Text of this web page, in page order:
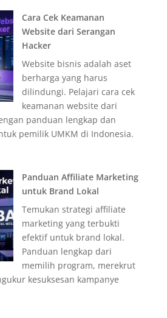
Cara Cek Keamanan
Website dari Serangan
Hacker
Website bisnis adalah aset
berharga yang harus
dilindungi. Pelajari cara cek
keamanan website dari
panduan lengkap dan
pemilik UMKM di Indonesia.
Panduan Affiliate Marketing
untuk Brand Lokal
Temukan strategi affiliate
marketing yang terbukti
efektif untuk brand lokal.
Panduan lengkap dari
memilih program, merekrut
kesuksesan kampanye